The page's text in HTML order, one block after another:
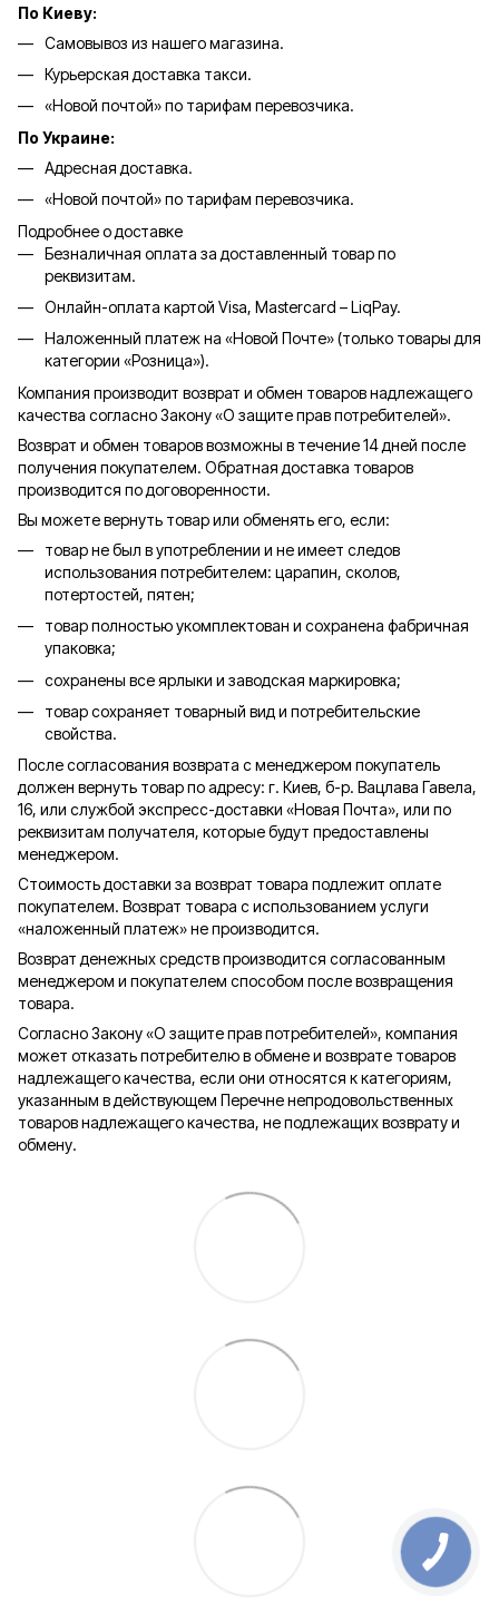
По Киеву:
Самовывоз из нашего магазина.
Курьерская доставка такси.
«Новой почтой» по тарифам перевозчика.
По Украине:
Адресная доставка.
«Новой почтой» по тарифам перевозчика.
Подробнее о доставке
Безналичная оплата за доставленный товар по
реквизитам.
Онлайн-оплата картой Visa, Mastercard – LiqPay.
Наложенный платеж на «Новой Почте» (только товары для
категории «Розница»).
Компания производит возврат и обмен товаров надлежащего
качества согласно Закону «О защите прав потребителей».
Возврат и обмен товаров возможны в течение 14 дней после
получения покупателем. Обратная доставка товаров
производится по договоренности.
Вы можете вернуть товар или обменять его, если:
товар не был в употреблении и не имеет следов
использования потребителем: царапин, сколов,
потертостей, пятен;
товар полностью укомплектован и сохранена фабричная
упаковка;
сохранены все ярлыки и заводская маркировка;
товар сохраняет товарный вид и потребительские
свойства.
После согласования возврата с менеджером покупатель
должен вернуть товар по адресу: г. Киев, б-р. Вацлава Гавела,
16, или службой экспресс-доставки «Новая Почта», или по
реквизитам получателя, которые будут предоставлены
менеджером.
Стоимость доставки за возврат товара подлежит оплате
покупателем. Возврат товара с использованием услуги
«наложенный платеж» не производится.
Возврат денежных средств производится согласованным
менеджером и покупателем способом после возвращения
товара.
Согласно Закону «О защите прав потребителей», компания
может отказать потребителю в обмене и возврате товаров
надлежащего качества, если они относятся к категориям,
указанным в действующем Перечне непродовольственных
товаров надлежащего качества, не подлежащих возврату и
обмену.